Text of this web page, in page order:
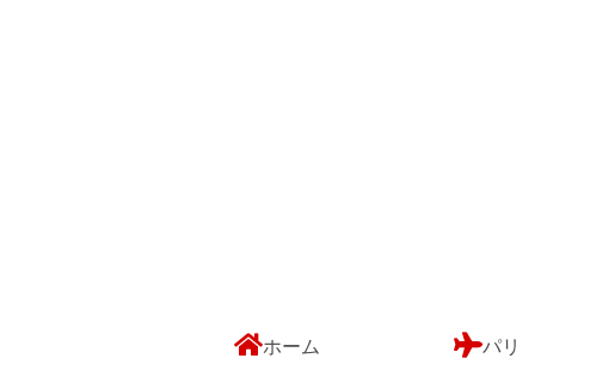
ホーム パリ